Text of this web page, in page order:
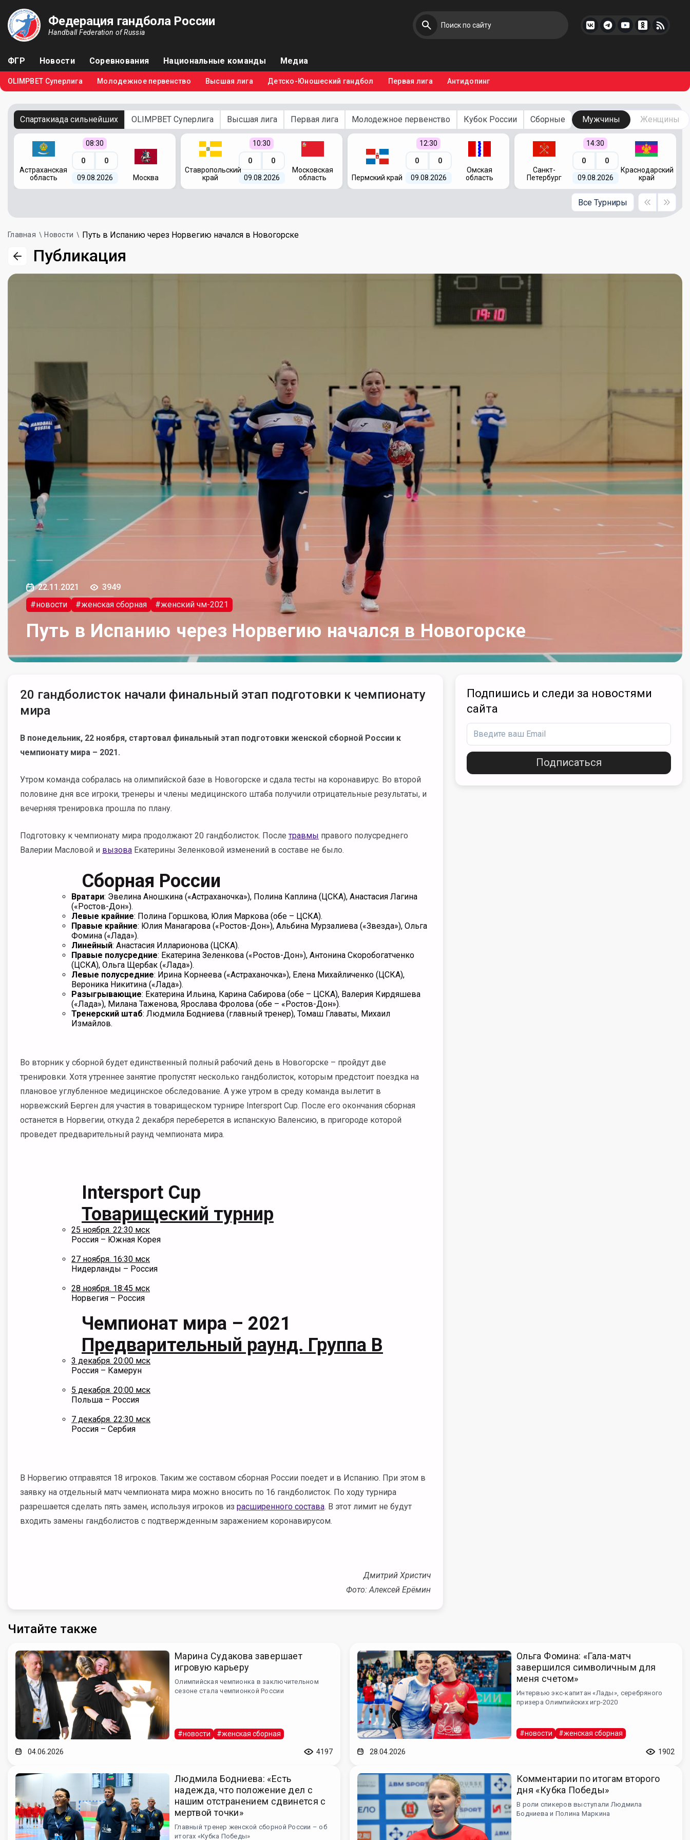
Федерация гандбола России
Handball Federation of Russia
ФГР Новости Соревнования Национальные команды Медиа
OLIMPBET Суперлига Молодежное первенство Высшая лига Детско-Юношеский гандбол Первая лига Антидопинг
Спартакиада сильнейших OLIMPBET Суперлига Высшая лига Первая лига Молодежное первенство Кубок России Сборные Мужчины Женщины
Астраханская
область
08:30
0 0
09.08.2026 Москва
Ставропольский
край
10:30
0 0
09.08.2026
Московская
область
Пермский край
12:30
0 0
09.08.2026
Омская
область
Санкт-
Петербург
14:30
0 0
09.08.2026
Краснодарский
край
Все Турниры
Главная Новости Путь в Испанию через Норвегию начался в Новогорске
Публикация
22.11.2021
3949
#новости
#женская сборная #женский чм-2021
Путь в Испанию через Норвегию начался в Новогорске
20 гандболисток начали финальный этап подготовки к чемпионату
мира
В понедельник, 22 ноября, стартовал финальный этап подготовки женской сборной России к
чемпионату мира – 2021.
Утром команда собралась на олимпийской базе в Новогорске и сдала тесты на коронавирус. Во второй
половине дня все игроки, тренеры и члены медицинского штаба получили отрицательные результаты, и
вечерняя тренировка прошла по плану.
Подготовку к чемпионату мира продолжают 20 гандболисток. После травмы правого полусреднего
Валерии Масловой и вызова Екатерины Зеленковой изменений в составе не было.
Сборная России
Вратари: Эвелина Аношкина («Астраханочка»), Полина Каплина (ЦСКА), Анастасия Лагина
(«Ростов-Дон»).
Левые крайние: Полина Горшкова, Юлия Маркова (обе – ЦСКА).
Правые крайние: Юлия Манагарова («Ростов-Дон»), Альбина Мурзалиева («Звезда»), Ольга
Фомина («Лада»).
Линейный: Анастасия Илларионова (ЦСКА).
Правые полусредние: Екатерина Зеленкова («Ростов-Дон»), Антонина Скоробогатченко
(ЦСКА), Ольга Щербак («Лада»).
Левые полусредние: Ирина Корнеева («Астраханочка»), Елена Михайличенко (ЦСКА),
Вероника Никитина («Лада»).
Разыгрывающие: Екатерина Ильина, Карина Сабирова (обе – ЦСКА), Валерия Кирдяшева
(«Лада»), Милана Таженова, Ярослава Фролова (обе – «Ростов-Дон»).
Тренерский штаб: Людмила Бодниева (главный тренер), Томаш Главаты, Михаил
Измайлов.
Во вторник у сборной будет единственный полный рабочий день в Новогорске – пройдут две
тренировки. Хотя утреннее занятие пропустят несколько гандболисток, которым предстоит поездка на
плановое углубленное медицинское обследование. А уже утром в среду команда вылетит в
норвежский Берген для участия в товарищеском турнире Intersport Cup. После его окончания сборная
останется в Норвегии, откуда 2 декабря переберется в испанскую Валенсию, в пригороде которой
проведет предварительный раунд чемпионата мира.
Intersport Cup
Товарищеский турнир
25 ноября. 22:30 мск
Россия – Южная Корея
27 ноября. 16:30 мск
Нидерланды – Россия
28 ноября. 18:45 мск
Норвегия – Россия
Чемпионат мира – 2021
Предварительный раунд. Группа B
3 декабря. 20:00 мск
Россия – Камерун
5 декабря. 20:00 мск
Польша – Россия
7 декабря. 22:30 мск
Россия – Сербия
В Норвегию отправятся 18 игроков. Таким же составом сборная России поедет и в Испанию. При этом в
заявку на отдельный матч чемпионата мира можно вносить по 16 гандболисток. По ходу турнира
разрешается сделать пять замен, используя игроков из расширенного состава. В этот лимит не будут
входить замены гандболистов с подтвержденным заражением коронавирусом.
Дмитрий Христич
Фото: Алексей Ерёмин
Подпишись и следи за новостями
сайта
Подписаться
Читайте также
Марина Судакова завершает
игровую карьеру
Олимпийская чемпионка в заключительном
сезоне стала чемпионкой России
#новости #женская сборная
04.06.2026 4197
Ольга Фомина: «Гала-матч
завершился символичным для
меня счетом»
Интервью экс-капитан «Лады», серебряного
призера Олимпийских игр-2020
#новости #женская сборная
28.04.2026 1902
Людмила Бодниева: «Есть
надежда, что положение дел с
нашим отстранением сдвинется с
мертвой точки»
Главный тренер женской сборной России – об
итогах «Кубка Победы»
Комментарии по итогам второго
дня «Кубка Победы»
В роли спикеров выступали Людмила
Бодниева и Полина Маркина